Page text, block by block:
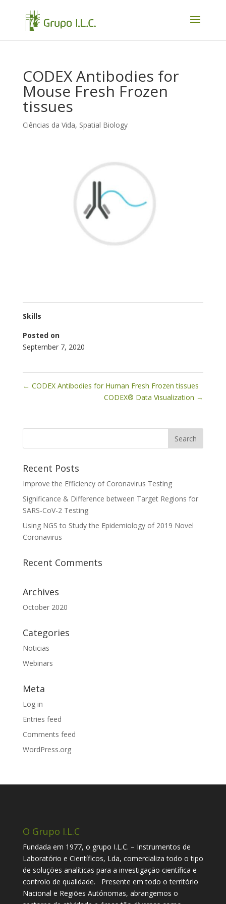
CODEX Antibodies for
Mouse Fresh Frozen
tissues
Ciências da Vida, Spatial Biology
Skills
Posted on
September 7, 2020
← CODEX Antibodies for Human Fresh Frozen tissues
CODEX® Data Visualization →
Recent Posts
Improve the Efficiency of Coronavirus Testing
Significance & Difference between Target Regions for
SARS-CoV-2 Testing
Using NGS to Study the Epidemiology of 2019 Novel
Coronavirus
Recent Comments
Archives
October 2020
Categories
Noticias
Webinars
Meta
Log in
Entries feed
Comments feed
WordPress.org
O Grupo I.L.C
Fundada em 1977, o grupo I.L.C. – Instrumentos de
Laboratório e Científicos, Lda, comercializa todo o tipo
de soluções analíticas para a investigação científica e
controlo de qualidade. Presente em todo o território
Nacional e Regiões Autónomas, abrangemos o